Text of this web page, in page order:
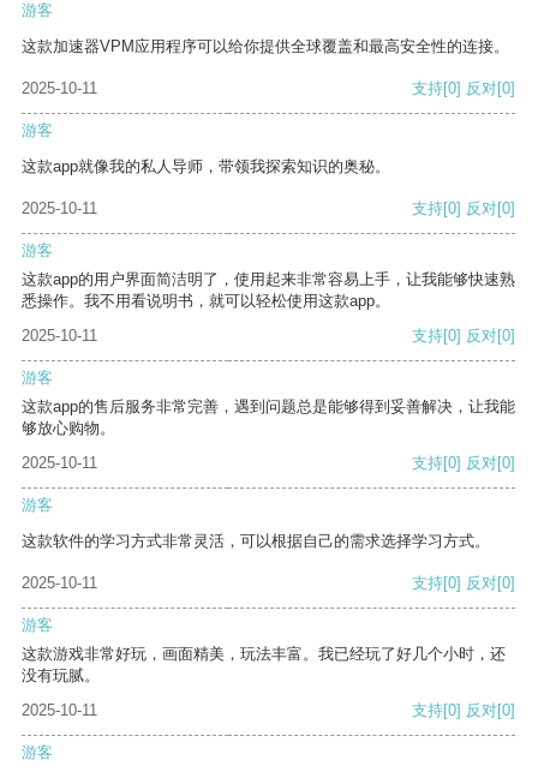
游客
这款加速器VPM应用程序可以给你提供全球覆盖和最高安全性的连接。
2025-10-11 支持[0] 反对[0]
游客
这款app就像我的私人导师，带领我探索知识的奥秘。
2025-10-11 支持[0] 反对[0]
游客
这款app的用户界面简洁明了，使用起来非常容易上手，让我能够快速熟
悉操作。我不用看说明书，就可以轻松使用这款app。
2025-10-11
支持[0] 反对[0]
游客
这款app的售后服务非常完善，遇到问题总是能够得到妥善解决，让我能
够放心购物。
2025-10-11
支持[0] 反对[0]
游客
这款软件的学习方式非常灵活，可以根据自己的需求选择学习方式。
2025-10-11 支持[0] 反对[0]
游客
这款游戏非常好玩，画面精美，玩法丰富。我已经玩了好几个小时，还
没有玩腻。
2025-10-11
支持[0] 反对[0]
游客